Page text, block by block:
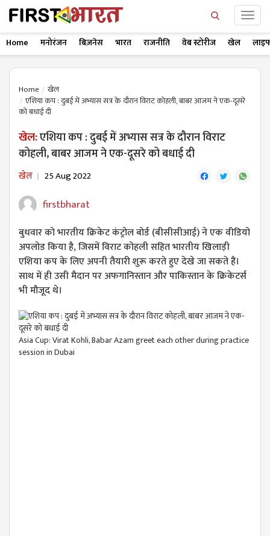
Home मनोरंजन बिज़नेस भारत राजनीति वेब स्टोरीज खेल
Home
खेल
एशिया कप : दुबई में अभ्यास सत्र के दौरान विराट कोहली, बाबर आजम ने एक-दूसरे
को बधाई दी
खेल:एशिया कप : दुबई में अभ्यास सत्र के दौरान विराट
कोहली, बाबर आजम ने एक-दूसरे को बधाई दी
खेल 25 Aug 2022
firstbharat
बुधवार को भारतीय क्रिकेट कंट्रोल बोर्ड (बीसीसीआई) ने एक वीडियो
अपलोड किया है, जिसमें विराट कोहली सहित भारतीय खिलाड़ी
एशिया कप के लिए अपनी तैयारी शुरू करते हुए देखे जा सकते हैं।
साथ में ही उसी मैदान पर अफगानिस्तान और पाकिस्तान के क्रिकेटर्स
भी मौजूद थे।
Asia Cup: Virat Kohli, Babar Azam greet each other during practice
session in Dubai